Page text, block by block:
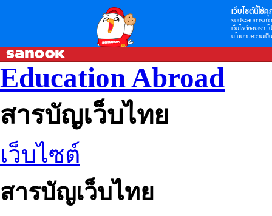
เว็บไซต์นี้ใช้คุ
รับประสบการณ์
เว็บไซต์ของเรา
นโยบายความเป็
Education Abroad
สารบัญเว็บไทย
เว็บไซต์
สารบัญเว็บไทย